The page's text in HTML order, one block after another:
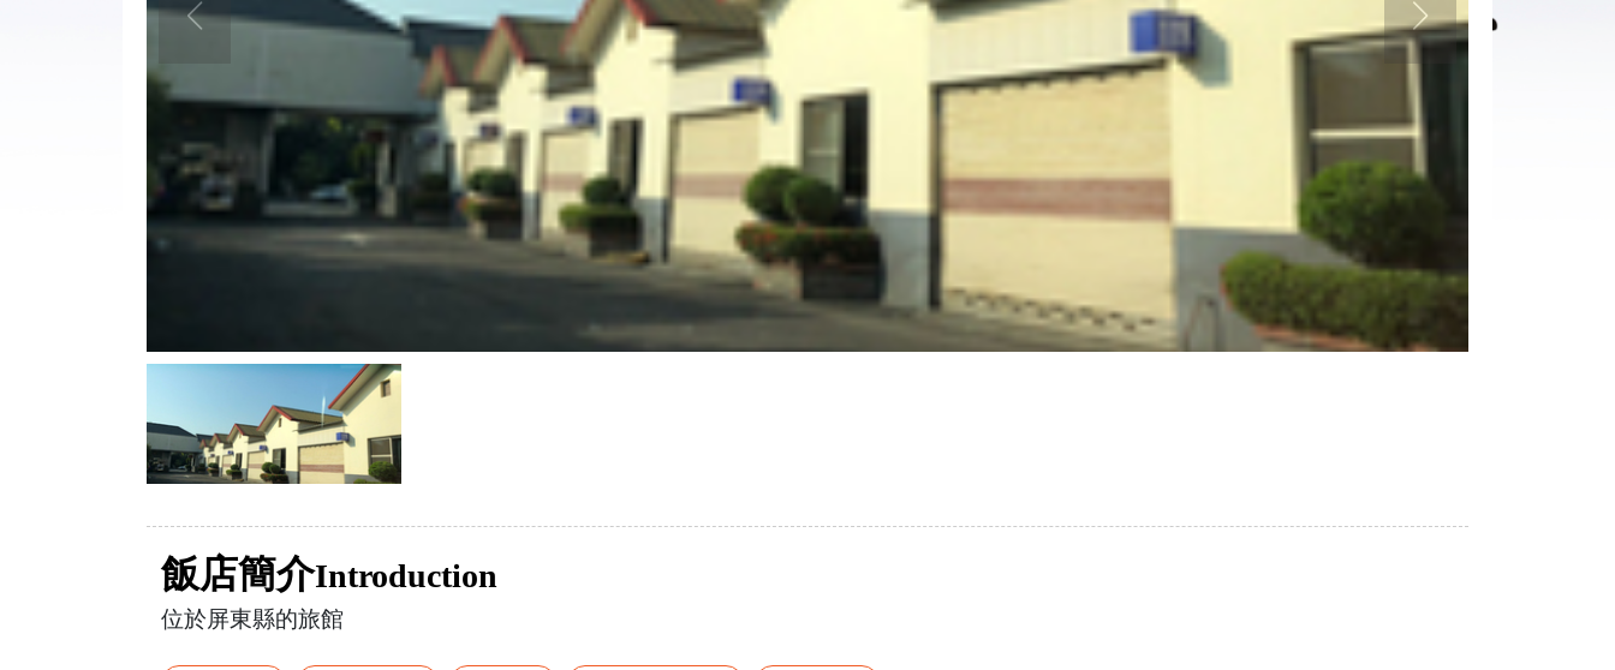
飯店簡介Introduction
位於屏東縣的旅館